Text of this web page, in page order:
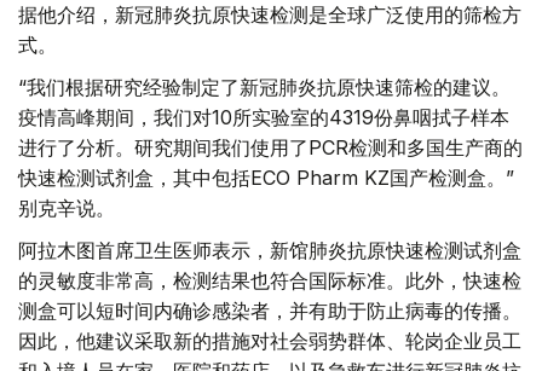
据他介绍，新冠肺炎抗原快速检测是全球广泛使用的筛检方
式。
“我们根据研究经验制定了新冠肺炎抗原快速筛检的建议。
疫情高峰期间，我们对10所实验室的4319份鼻咽拭子样本
进行了分析。研究期间我们使用了PCR检测和多国生产商的
快速检测试剂盒，其中包括ECO Pharm KZ国产检测盒。”
别克辛说。
阿拉木图首席卫生医师表示，新馆肺炎抗原快速检测试剂盒
的灵敏度非常高，检测结果也符合国际标准。此外，快速检
测盒可以短时间内确诊感染者，并有助于防止病毒的传播。
因此，他建议采取新的措施对社会弱势群体、轮岗企业员工